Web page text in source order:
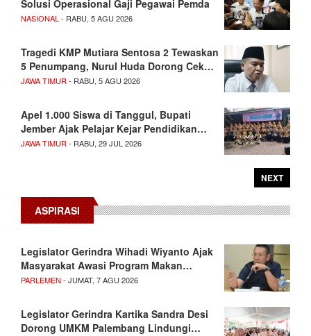
Solusi Operasional Gaji Pegawai Pemda
NASIONAL - RABU, 5 AGU 2026
Tragedi KMP Mutiara Sentosa 2 Tewaskan
5 Penumpang, Nurul Huda Dorong Cek…
JAWA TIMUR - RABU, 5 AGU 2026
Apel 1.000 Siswa di Tanggul, Bupati
Jember Ajak Pelajar Kejar Pendidikan…
JAWA TIMUR - RABU, 29 JUL 2026
NEXT
ASPIRASI
Legislator Gerindra Wihadi Wiyanto Ajak
Masyarakat Awasi Program Makan…
PARLEMEN - JUMAT, 7 AGU 2026
Legislator Gerindra Kartika Sandra Desi
Dorong UMKM Palembang Lindungi…